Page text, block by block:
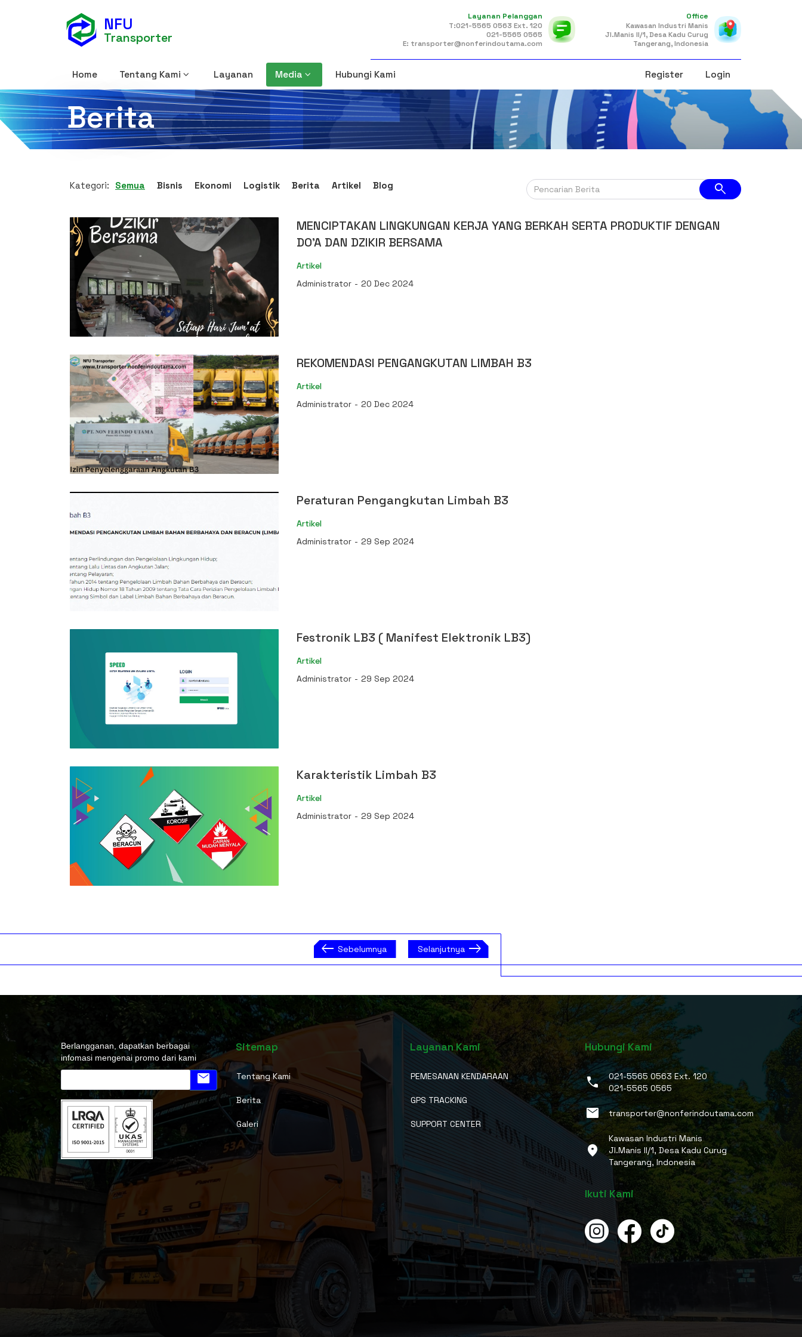
NFU
Transporter
Layanan Pelanggan
T:021-5565 0563 Ext. 120
021-5565 0565
E: transporter@nonferindoutama.com
Office
Kawasan Industri Manis
Jl.Manis II/1, Desa Kadu Curug
Tangerang, Indonesia
Home Tentang Kami keyboard_arrow_down Layanan Media keyboard_arrow_down Hubungi Kami Register Login
Berita
Kategori: Semua Bisnis Ekonomi Logistik Berita Artikel Blog search
MENCIPTAKAN LINGKUNGAN KERJA YANG BERKAH SERTA PRODUKTIF DENGAN
DO'A DAN DZIKIR BERSAMA
Artikel
Administrator - 20 Dec 2024
REKOMENDASI PENGANGKUTAN LIMBAH B3
Artikel
Administrator - 20 Dec 2024
Peraturan Pengangkutan Limbah B3
Artikel
Administrator - 29 Sep 2024
Festronik LB3 ( Manifest Elektronik LB3)
Artikel
Administrator - 29 Sep 2024
Karakteristik Limbah B3
Artikel
Administrator - 29 Sep 2024
west Sebelumnya Selanjutnya east
Berlangganan, dapatkan berbagai
infomasi mengenai promo dari kami
email
Sitemap
Tentang Kami
Berita
Galeri
Layanan Kami
PEMESANAN KENDARAAN
GPS TRACKING
SUPPORT CENTER
Hubungi Kami
phone
021-5565 0563 Ext. 120
021-5565 0565
email transporter@nonferindoutama.com
location_on
Kawasan Industri Manis
Jl.Manis II/1, Desa Kadu Curug
Tangerang, Indonesia
Ikuti Kami